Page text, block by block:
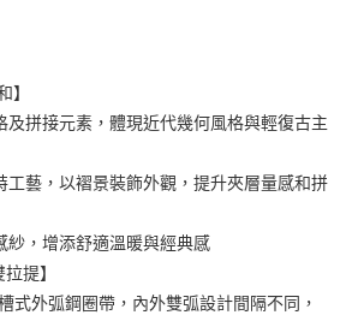
兆豐國際商業銀行
華泰商業銀行
遠東國際商業銀行
星展（台灣）商業銀行
】
及拼接元素，體現近代幾何風格與輕復古主
工藝，以褶景裝飾外觀，提升夾層量感和拼
紗，增添舒適溫暖與經典感
提】
式外弧鋼圈帶，內外雙弧設計間隔不同，